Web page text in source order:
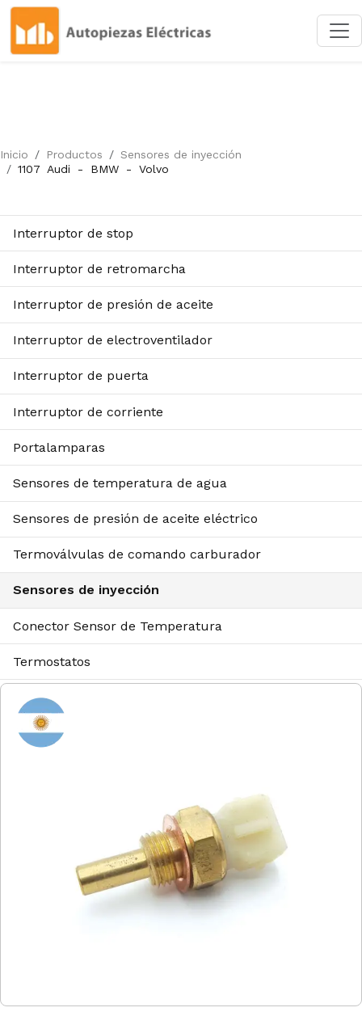
Inicio Productos
Sensores de inyección
1107
Audi - BMW - Volvo
Interruptor de stop
Interruptor de retromarcha
Interruptor de presión de aceite
Interruptor de electroventilador
Interruptor de puerta
Interruptor de corriente
Portalamparas
Sensores de temperatura de agua
Sensores de presión de aceite eléctrico
Termoválvulas de comando carburador
Sensores de inyección
Conector Sensor de Temperatura
Termostatos